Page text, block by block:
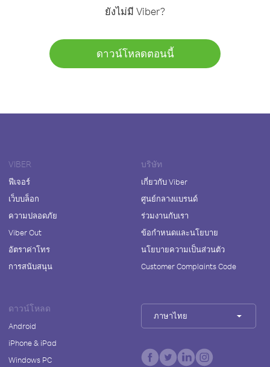
ยังไม่มี Viber?
ดาวน์โหลดตอนนี้
VIBER
ฟีเจอร์
เว็บบล็อก
ความปลอดภัย
Viber Out
อัตราค่าโทร
การสนับสนุน
บริษัท
เกี่ยวกับ Viber
ศูนย์กลางแบรนด์
ร่วมงานกับเรา
ข้อกำหนดและนโยบาย
นโยบายความเป็นส่วนตัว
Customer Complaints Code
ดาวน์โหลด
Android
iPhone & iPad
Windows PC
ภาษาไทย